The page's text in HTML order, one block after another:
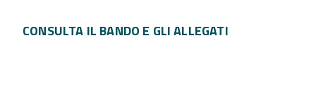
CONSULTA IL BANDO E GLI ALLEGATI